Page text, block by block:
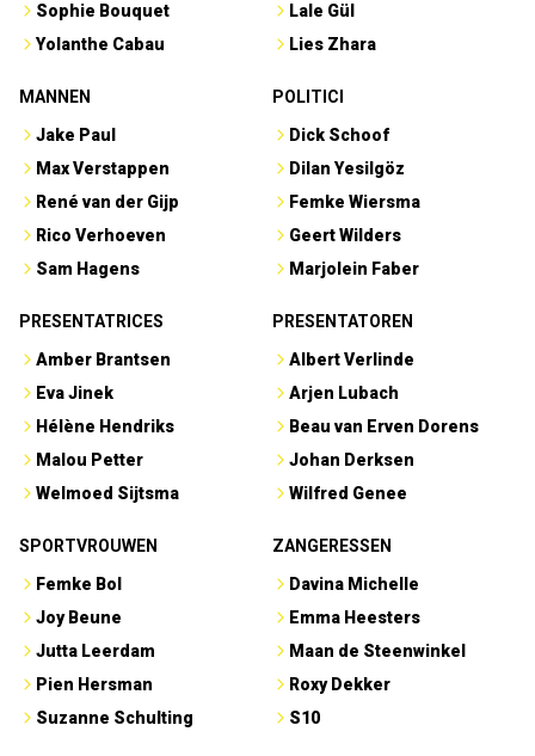
Sophie Bouquet
Yolanthe Cabau
Lale Gül
Lies Zhara
MANNEN
Jake Paul
Max Verstappen
René van der Gijp
Rico Verhoeven
Sam Hagens
POLITICI
Dick Schoof
Dilan Yesilgöz
Femke Wiersma
Geert Wilders
Marjolein Faber
PRESENTATRICES
Amber Brantsen
Eva Jinek
Hélène Hendriks
Malou Petter
Welmoed Sijtsma
PRESENTATOREN
Albert Verlinde
Arjen Lubach
Beau van Erven Dorens
Johan Derksen
Wilfred Genee
SPORTVROUWEN
Femke Bol
Joy Beune
Jutta Leerdam
Pien Hersman
Suzanne Schulting
ZANGERESSEN
Davina Michelle
Emma Heesters
Maan de Steenwinkel
Roxy Dekker
S10